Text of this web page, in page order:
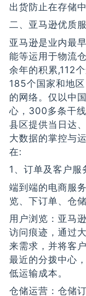
出货防止在存储
二、亚马逊优质
亚马逊是业内最
能等运用于物流
余年的积累,112
185个国家和地
的网络。仅以中
心，300多条干
县区提供当日达
大数据的掌控与
在:
1、订单及客户服
端到端的电商服
览、下订单、仓
用户浏览：亚马
访问痕迹，通过
来需求，并将客
最近的分拨中心
低运输成本。
仓储运营：仓储